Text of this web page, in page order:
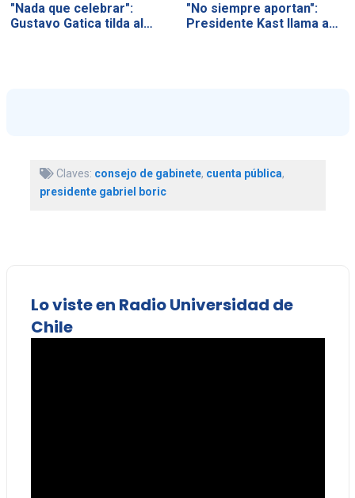
"Nada que celebrar":
Gustavo Gatica tilda al…
"No siempre aportan":
Presidente Kast llama a…
Claves: consejo de gabinete, cuenta pública,
presidente gabriel boric
Lo viste en Radio Universidad de
Chile